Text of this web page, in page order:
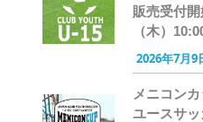
販売受付
（木）
2026年7月9
メニコン
ユースサ